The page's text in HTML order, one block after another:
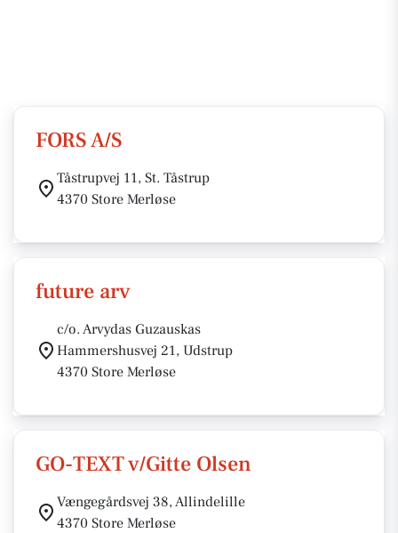
FORS A/S
Tåstrupvej 11, St. Tåstrup
4370 Store Merløse
future arv
c/o. Arvydas Guzauskas
Hammershusvej 21, Udstrup
4370 Store Merløse
GO-TEXT v/Gitte Olsen
Vængegårdsvej 38, Allindelille
4370 Store Merløse